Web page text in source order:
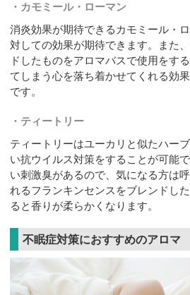
カモミール・ローマン
消炎効果が期待できるカモミール・
対しての効果が期待できます。また
ドしたものをアロマバスで使用をす
てしまう心を落ち着かせてくれる効
です。
ティートリー
ティートリーはユーカリと似たハー
い抗ウイルス対策をすることが可能
い刺激臭があるので、気になる方は
れるフランキンセンスをブレンドし
ると香りが柔らかくなります。
不眠症対策におすすめのアロマ